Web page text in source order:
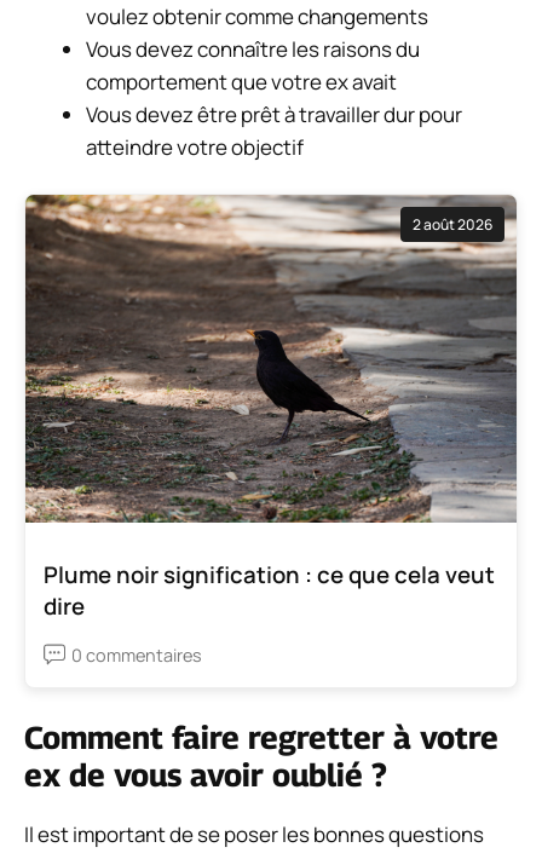
voulez obtenir comme changements
Vous devez connaître les raisons du
comportement que votre ex avait
Vous devez être prêt à travailler dur pour
atteindre votre objectif
2 août 2026
Plume noir signification : ce que cela veut
dire
0 commentaires
Comment faire regretter à votre
ex de vous avoir oublié ?
Il est important de se poser les bonnes questions